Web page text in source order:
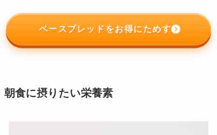
ベースブレッドをお得にためす
朝食に摂りたい栄養素